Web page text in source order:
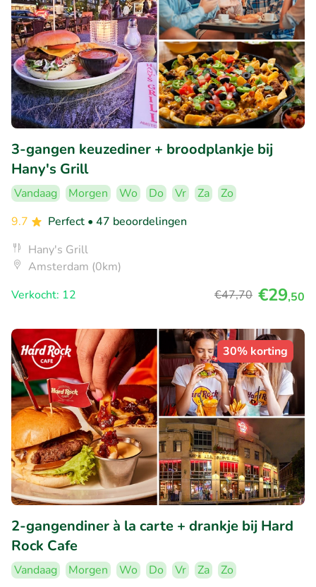
3-gangen keuzediner + broodplankje bij
Hany's Grill
Vandaag Morgen Wo Do Vr Za
Zo
9.7
Perfect • 47 beoordelingen
Hany's Grill
Amsterdam (0km)
Verkocht: 12
€47,70 €29,50
30% korting
2-gangendiner à la carte + drankje bij Hard
Rock Cafe
Vandaag Morgen Wo Do Vr Za
Zo